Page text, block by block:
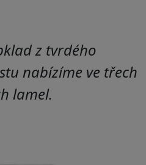
z tvrdého
nabízíme ve třech
lamel.